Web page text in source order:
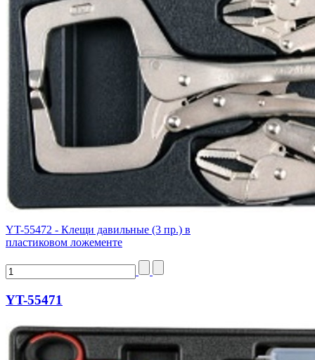
YT-55472 - Клещи давильные (3 пр.) в
пластиковом ложементе
YT-55471